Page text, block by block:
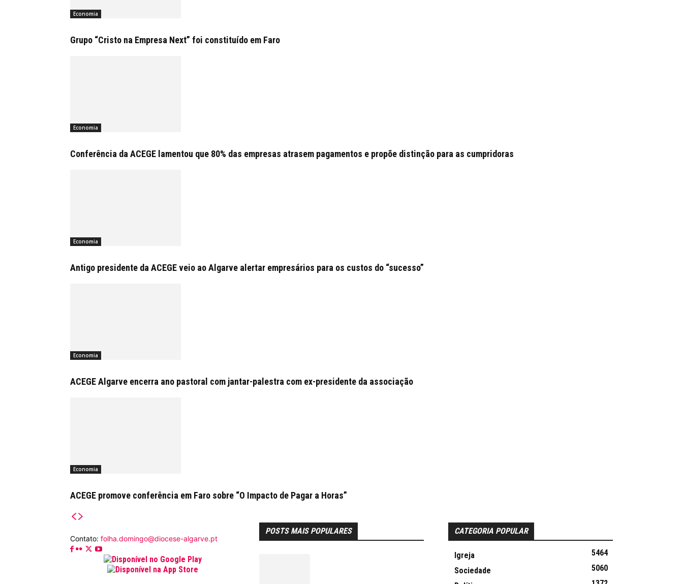
Economia
Grupo “Cristo na Empresa Next” foi constituído em Faro
Economia
Conferência da ACEGE lamentou que 80% das empresas atrasem pagamentos e propõe distinção para as cumpridoras
Economia
Antigo presidente da ACEGE veio ao Algarve alertar empresários para os custos do “sucesso”
Economia
ACEGE Algarve encerra ano pastoral com jantar-palestra com ex-presidente da associação
Economia
ACEGE promove conferência em Faro sobre “O Impacto de Pagar a Horas”
Contato: folha.domingo@diocese-algarve.pt
POSTS MAIS POPULARES CATEGORIA POPULAR
Igreja
5464
Sociedade
5060